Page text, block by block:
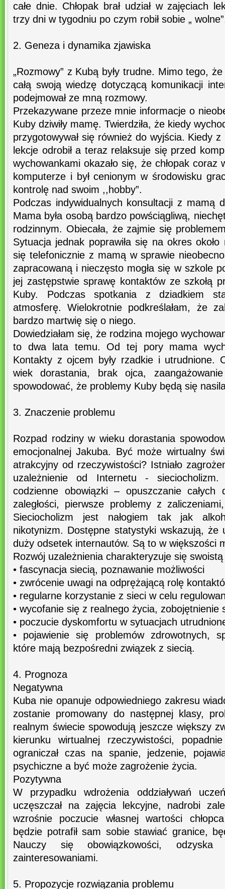
całe dnie. Chłopak brał udział w zajęciach
trzy dni w tygodniu po czym robił sobie „
2. Geneza i dynamika zjawiska
„Rozmowy” z Kubą były trudne. Mimo tego,
całą swoją wiedzę dotyczącą komunikacji
podejmował ze mną rozmowy.
Przekazywane przeze mnie informacje o
Kuby dziwiły mamę. Twierdziła, że kiedy
przygotowywał się również do wyjścia. Kiedy z
lekcje odrobił a teraz relaksuje się przed
wychowankami okazało się, że chłopak coraz
komputerze i był cenionym w środowisku
kontrolę nad swoim ,,hobby”.
Podczas indywidualnych konsultacji z mamą
Mama była osobą bardzo powściągliwą,
rodzinnym. Obiecała, że zajmie się
Sytuacja jednak poprawiła się na okres około
się telefonicznie z mamą w sprawie
zapracowaną i nieczęsto mogła się w szkole
jej zastępstwie sprawę kontaktów ze szkołą
Kuby. Podczas spotkania z dziadkiem
atmosferę. Wielokrotnie podkreślałam, że
bardzo martwię się o niego.
Dowiedziałam się, że rodzina mojego
to dwa lata temu. Od tej pory mama
Kontakty z ojcem były rzadkie i utrudnione.
wiek dorastania, brak ojca,
spowodować, że problemy Kuby będą się
3. Znaczenie problemu
Rozpad rodziny w wieku dorastania
emocjonalnej Jakuba. Być może wirtualny
atrakcyjny od rzeczywistości? Istniało
uzależnienie od Internetu - sieciocholizm.
codzienne obowiązki – opuszczanie
zaległości, pierwsze problemy z
Sieciocholizm jest nałogiem tak jak
nikotynizm. Dostępne statystyki wskazują, że
duży odsetek internautów. Są to w większości
Rozwój uzależnienia charakteryzuje się
• fascynacja siecią, poznawanie możliwości
• zwrócenie uwagi na odprężającą rolę
• regularne korzystanie z sieci w celu
• wycofanie się z realnego życia, zobojętnienie
• poczucie dyskomfortu w sytuacjach
• pojawienie się problemów zdrowotnych,
które mają bezpośredni związek z siecią.
4. Prognoza
Negatywna
Kuba nie opanuje odpowiedniego zakresu
zostanie promowany do następnej klasy,
realnym świecie spowodują jeszcze większy
kierunku wirtualnej rzeczywistości,
ograniczał czas na spanie, jedzenie,
psychiczne a być może zagrożenie życia.
Pozytywna
W przypadku wdrożenia oddziaływań
uczęszczał na zajęcia lekcyjne, nadrobi
wzrośnie poczucie własnej wartości
będzie potrafił sam sobie stawiać granice,
Nauczy się obowiązkowości,
zainteresowaniami.
5. Propozycje rozwiązania problemu